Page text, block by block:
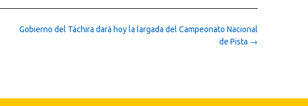
Gobierno del Táchira dará hoy la largada del Campeonato Nacional
de Pista →